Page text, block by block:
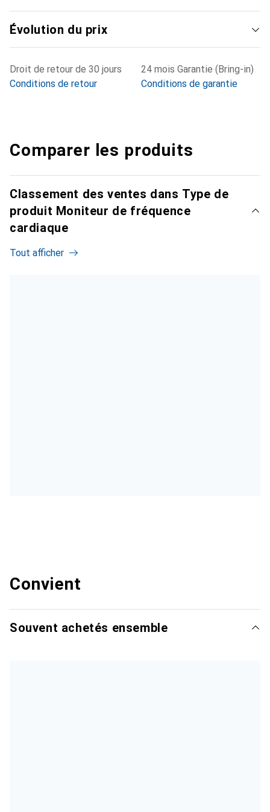
Évolution du prix
Droit de retour de 30 jours
Conditions de retour
24 mois Garantie (Bring-in)
Conditions de garantie
Comparer les produits
Classement des ventes dans Type de
produit Moniteur de fréquence
cardiaque
Tout afficher
Convient
Souvent achetés ensemble